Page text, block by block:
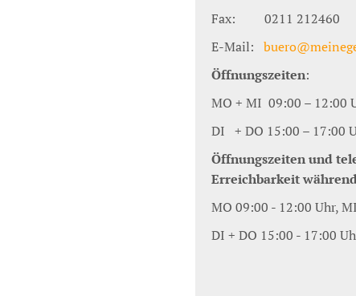
Fax: 0211 212460
E-Mail:
Öffnungszeiten:
MO + MI 09:00 – 12:00
DI + DO 15:00 – 17:00
Öffnungszeiten und
Erreichbarkeit
MO 09:00 - 12:00 Uhr,
DI + DO 15:00 - 17:00